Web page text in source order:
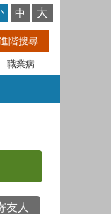
中 大
職業病
友人